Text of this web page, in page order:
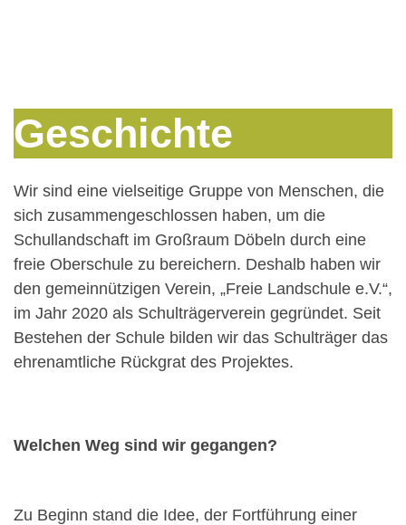
Geschichte
Wir sind eine vielseitige Gruppe von Menschen, die
sich zusammengeschlossen haben, um die
Schullandschaft im Großraum Döbeln durch eine
freie Oberschule zu bereichern. Deshalb haben wir
den gemeinnützigen Verein, „Freie Landschule e.V.“,
im Jahr 2020 als Schulträgerverein gegründet. Seit
Bestehen der Schule bilden wir das Schulträger das
ehrenamtliche Rückgrat des Projektes.
Welchen Weg sind wir gegangen?
Zu Beginn stand die Idee, der Fortführung einer